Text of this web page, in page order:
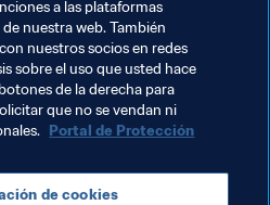
están seguros de que
especial contra este rival.
sobre el lugar y sobre el país.
a las plataformas
nuestra web. También
nuestros socios en redes
sobre el uso que usted hace
de la derecha para
que no se vendan ni
Portal de Protección
de cookies